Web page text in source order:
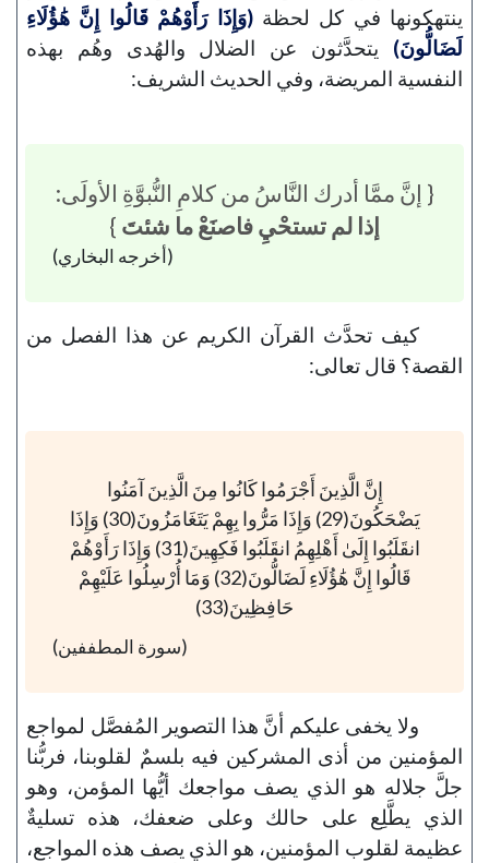
ينتهكونها في كل لحظة(وَإِذَا رَأَوْهُمْ قَالُوا إِنَّ هَٰؤُلَاءِ
لَضَالُّونَ) يتحدَّثون عن الضلال والهُدى وهُم بهذه
النفسية المريضة، وفي الحديث الشريف:
{ إنَّ ممَّا أدرك النَّاسُ من كلامِ النُّبوَّةِ الأولَى:
إذا لم تستحْيِ فاصنَعْ ما شئتَ }
(أخرجه البخاري)
كيف تحدَّث القرآن الكريم عن هذا الفصل من
القصة؟ قال تعالى:
إِنَّ الَّذِينَ أَجْرَمُوا كَانُوا مِنَ الَّذِينَ آمَنُوا
يَضْحَكُونَ(29) وَإِذَا مَرُّوا بِهِمْ يَتَغَامَزُونَ(30) وَإِذَا
انقَلَبُوا إِلَىٰ أَهْلِهِمُ انقَلَبُوا فَكِهِينَ(31) وَإِذَا رَأَوْهُمْ
قَالُوا إِنَّ هَٰؤُلَاءِ لَضَالُّونَ(32) وَمَا أُرْسِلُوا عَلَيْهِمْ
حَافِظِينَ(33)
(سورة المطففين)
ولا يخفى عليكم أنَّ هذا التصوير المُفصَّل لمواجع
المؤمنين من أذى المشركين فيه بلسمٌ لقلوبنا، فربُّنا
جلَّ جلاله هو الذي يصف مواجعك أيُّها المؤمن، وهو
الذي يطَّلِع على حالك وعلى ضعفك، هذه تسليةٌ
عظيمة لقلوب المؤمنين، هو الذي يصف هذه المواجع،